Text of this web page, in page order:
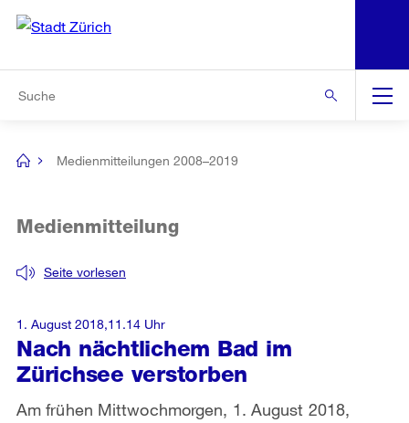
Navigation
[no
Medienmitteilungen 2008–2019
Nach nächtlichem Bad im
Zürichsee verstorben
Seite vorlesen
Medienmitteilung
Am frühen Mittwochmorgen, 1. August 2018,
1. August 2018,11.14 Uhr